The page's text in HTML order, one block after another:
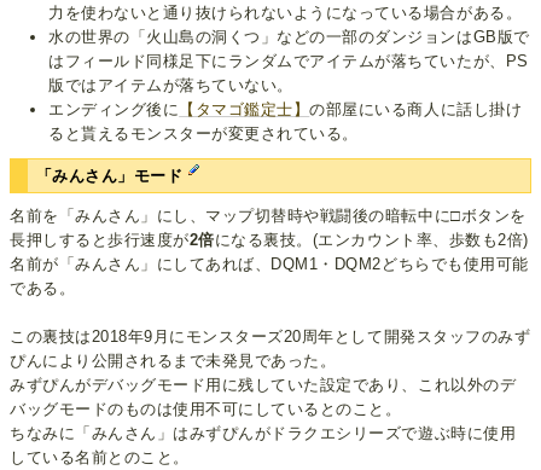
力を使わないと通り抜けられないようになっている場合がある。
水の世界の「火山島の洞くつ」などの一部のダンジョンはGB版で
はフィールド同様足下にランダムでアイテムが落ちていたが、PS
版ではアイテムが落ちていない。
エンディング後に 【タマゴ鑑定士】の部屋にいる商人に話し掛け
ると貰えるモンスターが変更されている。
「みんさん」モード
名前を「みんさん」にし、マップ切替時や戦闘後の暗転中に□ボタンを
長押しすると歩行速度が2倍になる裏技。(エンカウント率、歩数も2倍)
名前が「みんさん」にしてあれば、DQM1・DQM2どちらでも使用可能
である。
この裏技は2018年9月にモンスターズ20周年として開発スタッフのみず
ぴんにより公開されるまで未発見であった。
みずぴんがデバッグモード用に残していた設定であり、これ以外のデ
バッグモードのものは使用不可にしているとのこと。
ちなみに「みんさん」はみずぴんがドラクエシリーズで遊ぶ時に使用
している名前とのこと。